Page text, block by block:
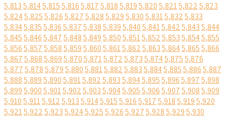
5,8135,8145,8155,8165,8175,8185,8195,8205,8215,8225,823
5,8245,8255,8265,8275,8285,8295,8305,8315,8325,833
5,8345,8355,8365,8375,8385,8395,8405,8415,8425,8435,844
5,8455,8465,8475,8485,8495,8505,8515,8525,8535,8545,855
5,8565,8575,8585,8595,8605,8615,8625,8635,8645,8655,866
5,8675,8685,8695,8705,8715,8725,8735,8745,8755,876
5,8775,8785,8795,8805,8815,8825,8835,8845,8855,8865,887
5,8885,8895,8905,8915,8925,8935,8945,8955,8965,8975,898
5,8995,9005,9015,9025,9035,9045,9055,9065,9075,9085,909
5,9105,9115,9125,9135,9145,9155,9165,9175,9185,9195,920
5,9215,9225,9235,9245,9255,9265,9275,9285,9295,930